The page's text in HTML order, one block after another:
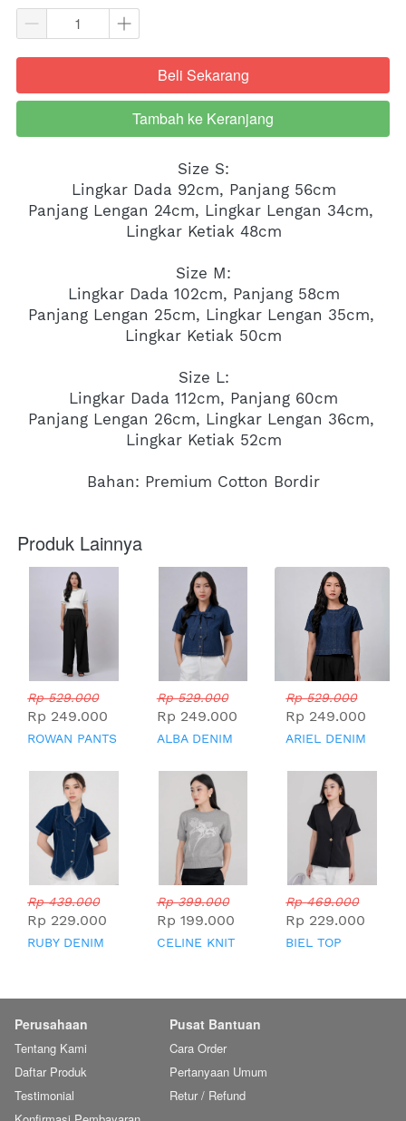
`Beli Sekarang
`
Tambah ke Keranjang
Size S:
Lingkar Dada 92cm, Panjang 56cm
Panjang Lengan 24cm, Lingkar Lengan 34cm,
Lingkar Ketiak 48cm
Size M:
Lingkar Dada 102cm, Panjang 58cm
Panjang Lengan 25cm, Lingkar Lengan 35cm,
Lingkar Ketiak 50cm
Size L:
Lingkar Dada 112cm, Panjang 60cm
Panjang Lengan 26cm, Lingkar Lengan 36cm,
Lingkar Ketiak 52cm
Bahan: Premium Cotton Bordir
Produk Lainnya
Rp 529.000
Rp 249.000
ROWAN PANTS
Rp 529.000
Rp 249.000
ALBA DENIM
Rp 529.000
Rp 249.000
ARIEL DENIM
Rp 439.000
Rp 229.000
RUBY DENIM
Rp 399.000
Rp 199.000
CELINE KNIT
Rp 469.000
Rp 229.000
BIEL TOP
Perusahaan
Tentang Kami
Daftar Produk
Testimonial
Pusat Bantuan
Cara Order
Pertanyaan Umum
Retur / Refund